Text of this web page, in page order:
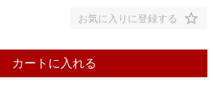
お気に入りに登録する
カートに入れる